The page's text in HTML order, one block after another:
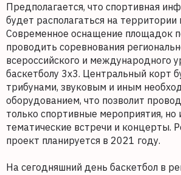
Предполагается, что спортивная
будет располагаться на территории
Современное оснащение площадок
проводить соревнования
всероссийского и международного
баскетболу 3х3. Центральный корт
трибунами, звуковым и иным
оборудованием, что позволит
только спортивные мероприятия, но
тематические встречи и концерты.
проект планируется в 2021 году.
На сегодняшний день баскетбол в